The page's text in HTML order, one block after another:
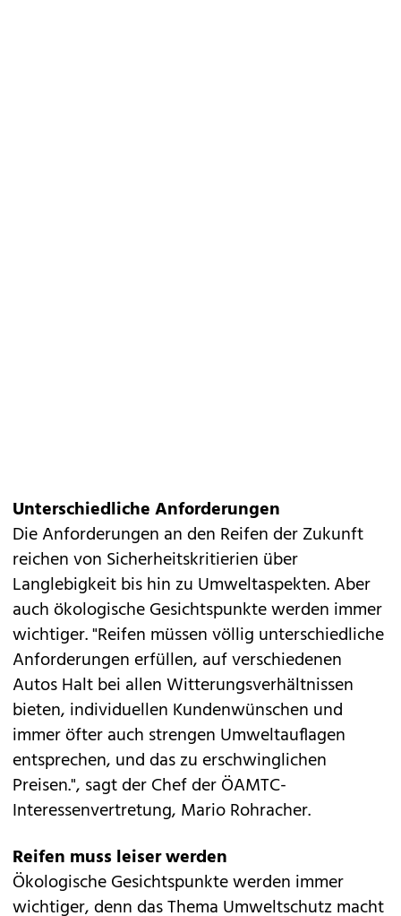
Unterschiedliche Anforderungen
Die Anforderungen an den Reifen der Zukunft
reichen von Sicherheitskritierien über
Langlebigkeit bis hin zu Umweltaspekten. Aber
auch ökologische Gesichtspunkte werden immer
wichtiger. "Reifen müssen völlig unterschiedliche
Anforderungen erfüllen, auf verschiedenen
Autos Halt bei allen Witterungsverhältnissen
bieten, individuellen Kundenwünschen und
immer öfter auch strengen Umweltauflagen
entsprechen, und das zu erschwinglichen
Preisen.", sagt der Chef der ÖAMTC-
Interessenvertretung, Mario Rohracher.
Reifen muss leiser werden
Ökologische Gesichtspunkte werden immer
wichtiger, denn das Thema Umweltschutz macht